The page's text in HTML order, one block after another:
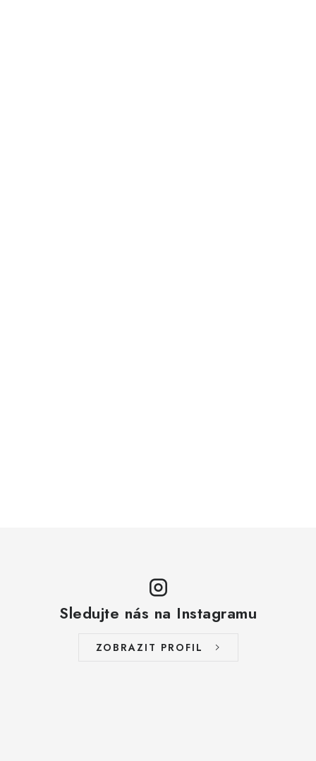
Sledujte nás na Instagramu
ZOBRAZIT PROFIL